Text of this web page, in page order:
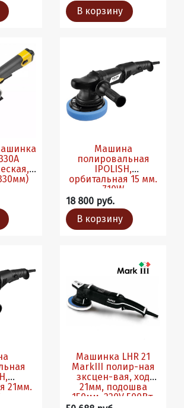
В корзину
Машина
полировальная
IPOLISH,
орбитальная 15 мм.
710W
18 800 руб.
В корзину
21мм.
Машинка LHR 21
MarkIII полир-ная
зксцен-вая, ход
21мм, подошва
150мм, 220V 500Вт.